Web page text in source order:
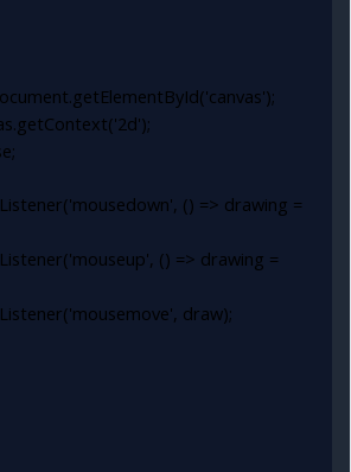
() => drawing =
() => drawing =
draw);